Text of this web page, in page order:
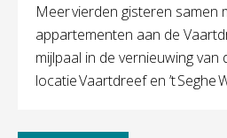
Meer vierden gisteren samen
appartementen aan de
mijlpaal in de vernieuwing van
locatie Vaartdreef en ’t Seghe